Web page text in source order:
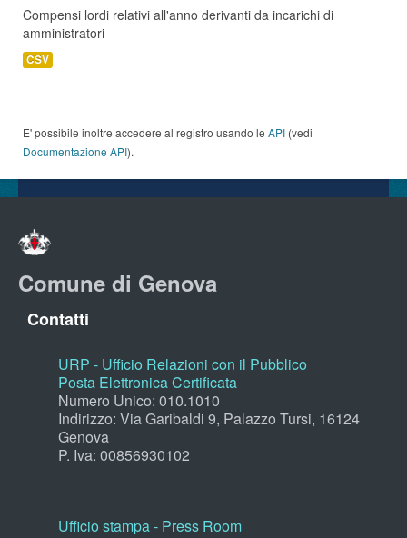
Compensi lordi relativi all'anno derivanti da incarichi di
amministratori
CSV
E' possibile inoltre accedere al registro usando le API (vedi
Documentazione API).
Comune di Genova
Contatti
URP - Ufficio Relazioni con il Pubblico
Posta Elettronica Certificata
Numero Unico: 010.1010
Indirizzo: Via Garibaldi 9, Palazzo Tursi, 16124
Genova
P. Iva: 00856930102
Ufficio stampa - Press Room